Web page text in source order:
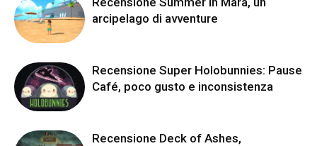
arcipelago di avventure
Recensione Super Holobunnies: Pause
Café, poco gusto e inconsistenza
Recensione Deck of Ashes,